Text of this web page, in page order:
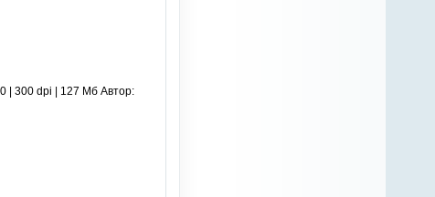
| 300 dpi | 127 Мб Автор: